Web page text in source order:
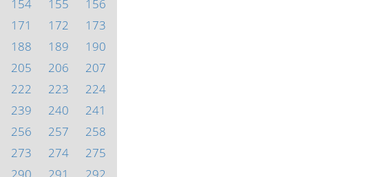
154 155
156
171 172
173
188 189
190
205 206
207
222 223
224
239 240
241
256 257
258
273 274
275